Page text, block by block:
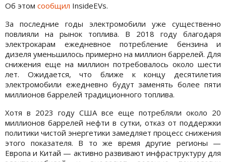
Об этом сообщил InsideEVs.
За последние годы электромобили уже существенно
повлияли на рынок топлива. В 2018 году благодаря
электрокарам ежедневное потребление бензина и
дизеля уменьшилось примерно на миллион баррелей. Для
снижения еще на миллион потребовалось около шести
лет. Ожидается, что ближе к концу десятилетия
электромобили ежедневно будут заменять более пяти
миллионов баррелей традиционного топлива.
Хотя в 2023 году США все еще потребляли около 20
миллионов баррелей нефти в сутки, отказ от поддержки
политики чистой энергетики замедляет процесс снижения
этого показателя. В то же время другие регионы —
Европа и Китай — активно развивают инфраструктуру для